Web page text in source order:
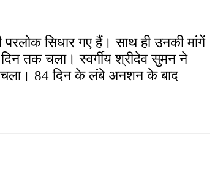
परलोक सिधार गए हैं। साथ ही उनकी मांगें
तक चला। स्वर्गीय श्रीदेव सुमन ने
चला। 84 दिन के लंबे अनशन के बाद